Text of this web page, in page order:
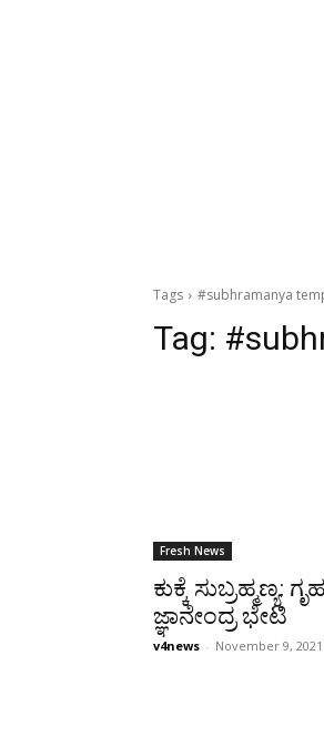
Tags #subhramanya
Tag:
Fresh News
ಕುಕ್ಕೆ ಸುಬ್ರಹ್ಮಣ್ಯ:
ಜ್ಞಾನೇಂದ್ರ ಭೇಟಿ
v4news - November 9, 2021